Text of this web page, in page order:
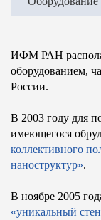
ИФМ РАН
оборудованием,
России.
В 2003 году для
имеющегося
коллективного
наноструктур».
В ноябре 2005
«уникальный